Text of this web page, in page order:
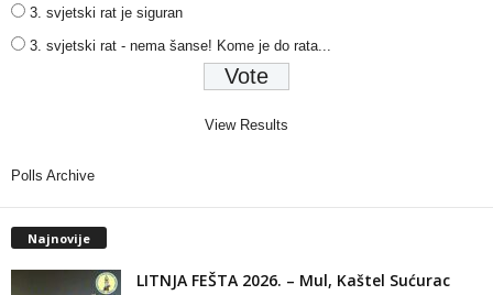
3. svjetski rat je siguran
3. svjetski rat - nema šanse! Kome je do rata...
View Results
Polls Archive
Najnovije
LITNJA FEŠTA 2026. – Mul, Kaštel Sućurac